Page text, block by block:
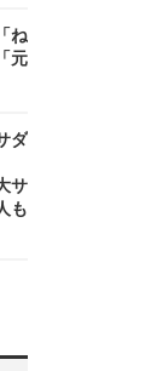
ね
元
ダ
サ
も